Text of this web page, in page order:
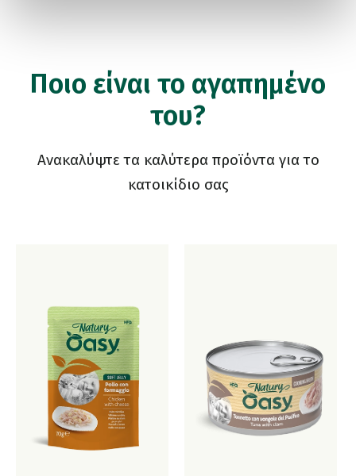
Ποιο είναι το αγαπημένο
του?
Ανακαλύψτε τα καλύτερα προϊόντα για το
κατοικίδιο σας